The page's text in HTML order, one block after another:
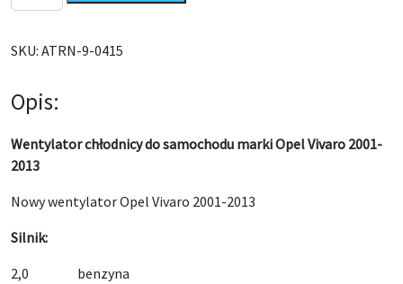
SKU: ATRN-9-0415
Opis:
Wentylator chłodnicy do samochodu marki Opel Vivaro 2001-
2013
Nowy wentylator Opel Vivaro 2001-2013
Silnik:
2,0 benzyna